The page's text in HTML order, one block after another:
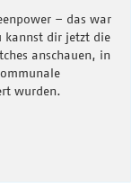
– das war
kannst dir jetzt die
anschauen, in
wurden.